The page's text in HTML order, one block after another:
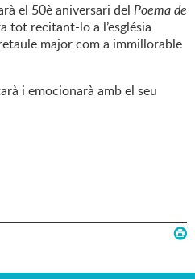
el 50è aniversari del Poema de
tot recitant-lo a l’església
major com a immillorable
i emocionarà amb el seu